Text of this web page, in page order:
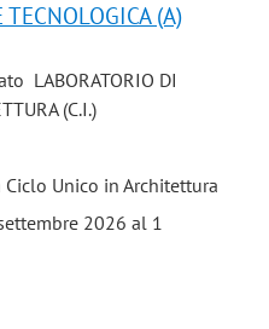
(A)
LABORATORIO DI
(C.I.)
Unico in Architettura
2026 al 1